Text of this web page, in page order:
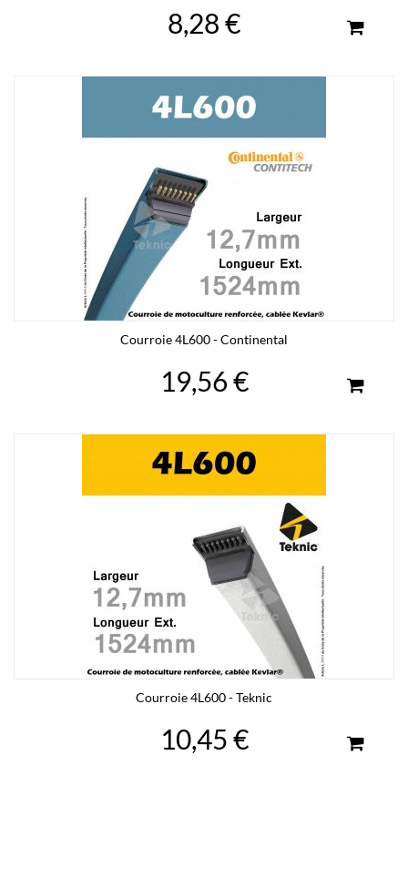
8,28 €
Courroie 4L600 - Continental
19,56 €
Courroie 4L600 - Teknic
10,45 €